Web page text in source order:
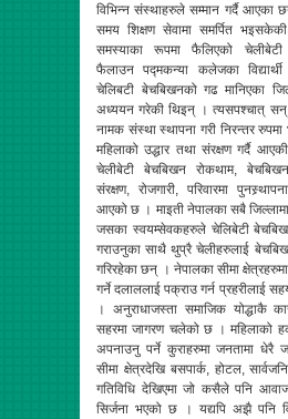
विभिन्न संस्थाहरुले सम्मान गर्दै आएका
समय शिक्षण सेवामा समर्पित
समस्याका रूपमा फैलिएको चेलीबेटी
फैलाउन पद्मकन्या कलेजका
चेलिबटी बेचबिखनको गढ मानिएका
अध्ययन गरेकी थिइन् । त्यसपश्चात् सन्
नामक संस्था स्थापना गरी निरन्तर रुपमा
महिलाको उद्धार तथा संरक्षण गर्दै
चेलीबेटी बेचबिखन रोकथाम,
संरक्षण, रोजगारी, परिवारमा
आएको छ । माइती नेपालका सबै
जसका स्वयम्सेवकहरुले चेलिबेटी
गराउनुका साथै थुप्रै चेलीहरुलाई
गरिरहेका छन् । नेपालका सीमा
गर्ने दलाललाई पक्राउ गर्न प्रहरीलाई
। अनुराधाजस्ता समाजिक योद्धाकै
सहरमा जागरण चलेको छ । महिलाको
अपनाउनु पर्ने कुराहरुमा जनतामा
सीमा क्षेत्रदेखि बसपार्क, होटल,
गतिविधि देखिएमा जो कसैले पनि
सिर्जना भएको छ । यद्यपि अझै पनि